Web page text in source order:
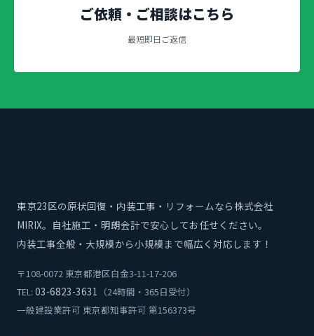
ご依頼・ご相談はこちら
最短即日ご返信
東京23区の原状回復・内装工事・リフォームなら株式会社
MIRIX。自社施工・明朗会計で安心してお任せください。
内装工事全般・大規模から小規模まで幅広く対応します！
〒108-0072 東京都港区白金3-11-17-206
TEL: 03-6823-3631 （24時間・365日受付）
一般建設業許可 東京都知事許可 第156373号